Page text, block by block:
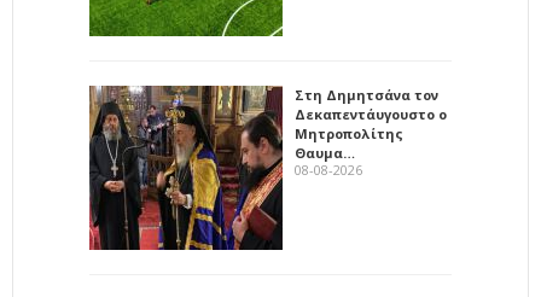
Στη Δημητσάνα τον
Δεκαπεντάυγουστο ο
Μητροπολίτης
Θαυμα…
08-08-2026